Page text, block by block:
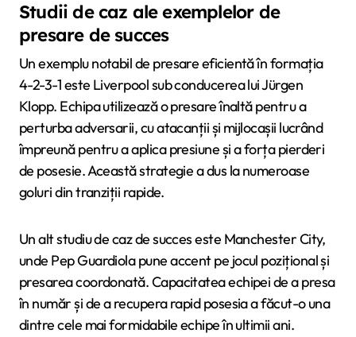
Studii de caz ale exemplelor de
presare de succes
Un exemplu notabil de presare eficientă în formația
4-2-3-1 este Liverpool sub conducerea lui Jürgen
Klopp. Echipa utilizează o presare înaltă pentru a
perturba adversarii, cu atacanții și mijlocașii lucrând
împreună pentru a aplica presiune și a forța pierderi
de posesie. Această strategie a dus la numeroase
goluri din tranziții rapide.
Un alt studiu de caz de succes este Manchester City,
unde Pep Guardiola pune accent pe jocul pozițional și
presarea coordonată. Capacitatea echipei de a presa
în număr și de a recupera rapid posesia a făcut-o una
dintre cele mai formidabile echipe în ultimii ani.